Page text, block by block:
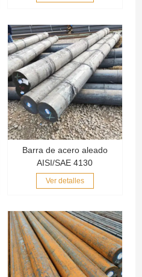
Barra de acero aleado
AISI/SAE 4130
Ver detalles